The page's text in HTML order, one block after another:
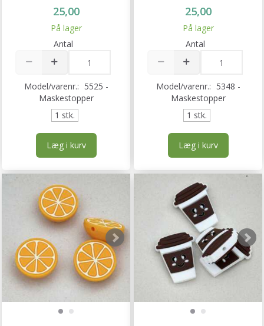
25,00
På lager
Antal
Model/varenr.: 5525 -
Maskestopper
1 stk.
Læg i kurv
25,00
På lager
Antal
Model/varenr.: 5348 -
Maskestopper
1 stk.
Læg i kurv